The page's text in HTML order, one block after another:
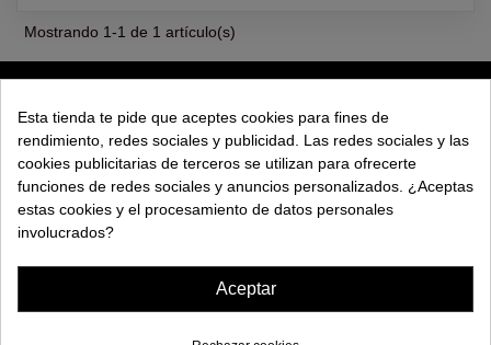
Mostrando 1-1 de 1 artículo(s)
EXPLORAR
EMPRESA
Esta tienda te pide que aceptes cookies para fines de
rendimiento, redes sociales y publicidad. Las redes sociales y las
cookies publicitarias de terceros se utilizan para ofrecerte
funciones de redes sociales y anuncios personalizados. ¿Aceptas
estas cookies y el procesamiento de datos personales
involucrados?
Aceptar